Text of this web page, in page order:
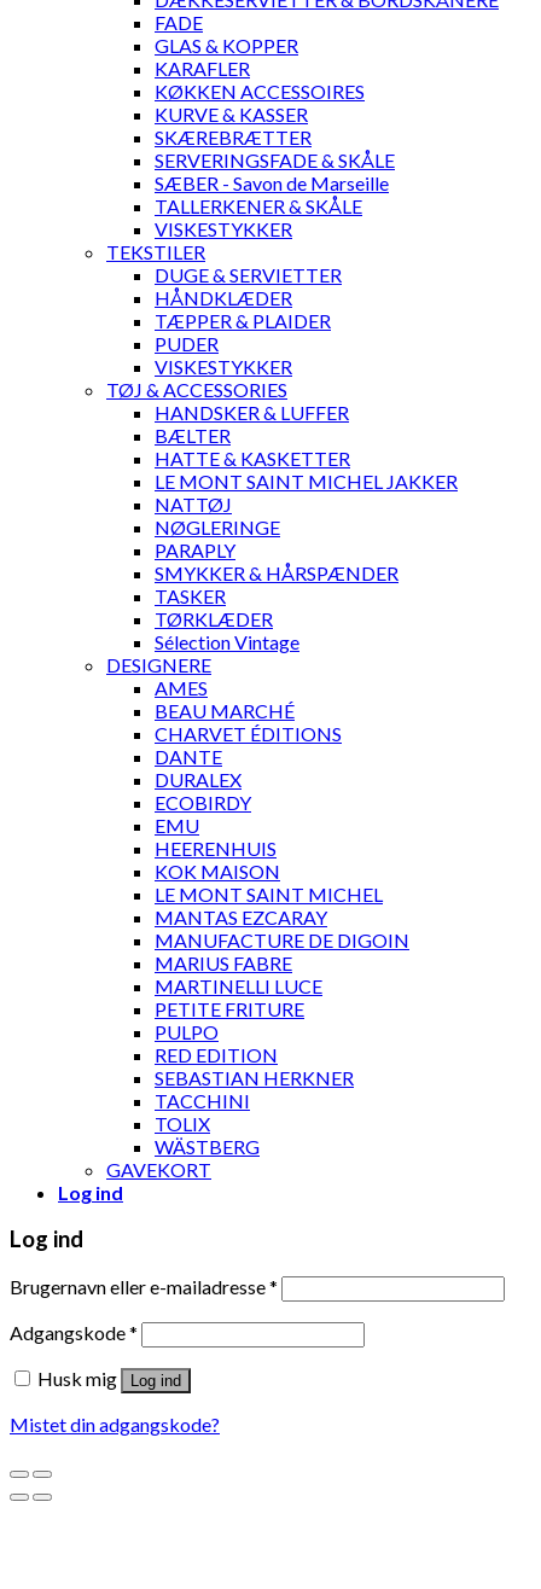
FADE
GLAS & KOPPER
KARAFLER
KØKKEN ACCESSOIRES
KURVE & KASSER
SKÆREBRÆTTER
SERVERINGSFADE & SKÅLE
SÆBER - Savon de Marseille
TALLERKENER & SKÅLE
VISKESTYKKER
TEKSTILER
DUGE & SERVIETTER
HÅNDKLÆDER
TÆPPER & PLAIDER
PUDER
VISKESTYKKER
TØJ & ACCESSORIES
HANDSKER & LUFFER
BÆLTER
HATTE & KASKETTER
LE MONT SAINT MICHEL JAKKER
NATTØJ
NØGLERINGE
PARAPLY
SMYKKER & HÅRSPÆNDER
TASKER
TØRKLÆDER
Sélection Vintage
DESIGNERE
AMES
BEAU MARCHÉ
CHARVET ÉDITIONS
DANTE
DURALEX
ECOBIRDY
EMU
HEERENHUIS
KOK MAISON
LE MONT SAINT MICHEL
MANTAS EZCARAY
MANUFACTURE DE DIGOIN
MARIUS FABRE
MARTINELLI LUCE
PETITE FRITURE
PULPO
RED EDITION
SEBASTIAN HERKNER
TACCHINI
TOLIX
WÄSTBERG
GAVEKORT
Log ind
Log ind
Brugernavn eller e-mailadresse*
Adgangskode*
Husk mig
Log ind
Mistet din adgangskode?